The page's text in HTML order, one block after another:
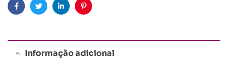
FacebookTwitterLinkedinPinterest
Informação adicional